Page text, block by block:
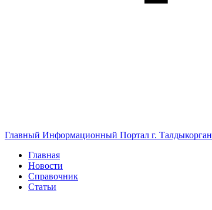
Главный Информационный Портал г. Талдыкорган
Главная
Новости
Справочник
Статьи